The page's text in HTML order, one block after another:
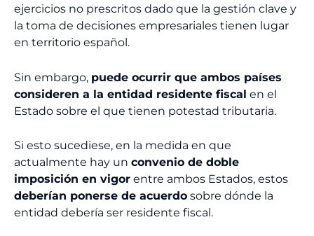
ejercicios no prescritos dado que la gestión clave y
la toma de decisiones empresariales tienen lugar
en territorio español.
Sin embargo, puede ocurrir que ambos países
consideren a la entidad residente fiscal en el
Estado sobre el que tienen potestad tributaria.
Si esto sucediese, en la medida en que
actualmente hay un convenio de doble
imposición en vigor entre ambos Estados, estos
deberían ponerse de acuerdo sobre dónde la
entidad debería ser residente fiscal.